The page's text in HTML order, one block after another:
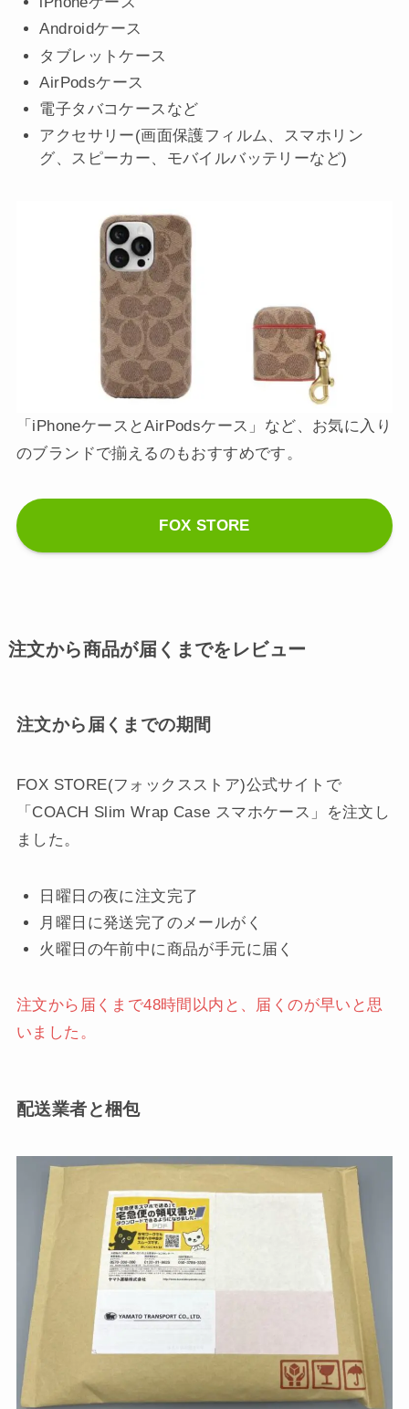
Androidケース
タブレットケース
AirPodsケース
電子タバコケースなど
アクセサリー(画面保護フィルム、スマホリン
グ、スピーカー、モバイルバッテリーなど)
「iPhoneケースとAirPodsケース」など、お気に入り
のブランドで揃えるのもおすすめです。
FOX STORE
注文から商品が届くまでをレビュー
注文から届くまでの期間
FOX STORE(フォックスストア)公式サイトで
「COACH Slim Wrap Case スマホケース」を注文し
ました。
日曜日の夜に注文完了
月曜日に発送完了のメールがく
火曜日の午前中に商品が手元に届く
注文から届くまで48時間以内と、届くのが早いと思
いました。
配送業者と梱包